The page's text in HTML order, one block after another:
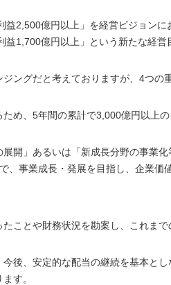
2,500億円以上」を経営ビジョンに
1,700億円以上」という新たな経営
ングだと考えておりますが、4つの
め、5年間の累計で3,000億円以上
開」あるいは「新成長分野の事業
、事業成長・発展を目指し、企業価
ことや財務状況を勘案し、これま
後、安定的な配当の継続を基本と
す。